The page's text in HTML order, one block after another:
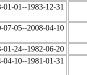
01-01--1983-12-31
07-05--2008-04-10
01-24--1982-06-20
04-10--1981-01-31